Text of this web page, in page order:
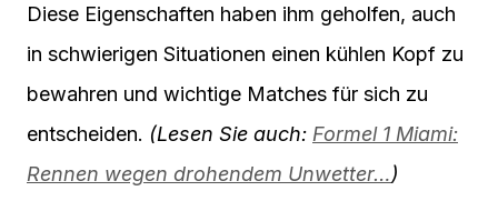
Diese Eigenschaften haben ihm geholfen, auch
in schwierigen Situationen einen kühlen Kopf zu
bewahren und wichtige Matches für sich zu
entscheiden. (Lesen Sie auch: Formel 1 Miami:
Rennen wegen drohendem Unwetter…)